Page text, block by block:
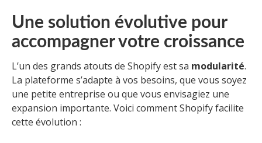
Une solution évolutive pour
accompagner votre croissance
L’un des grands atouts de Shopify est sa modularité.
La plateforme s’adapte à vos besoins, que vous soyez
une petite entreprise ou que vous envisagiez une
expansion importante. Voici comment Shopify facilite
cette évolution :